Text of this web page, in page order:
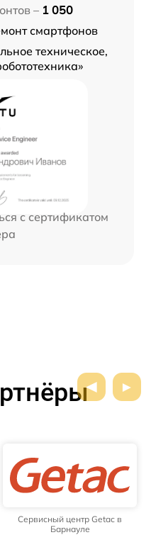
– 1 050
смартфонов
техническое,
с сертификатом
Сервисный центр Getac в
Барнауле